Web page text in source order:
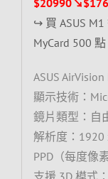
↪ 買 ASUS
MyCard 500 點
ASUS
顯示技術：
鏡片類型：自
解析度：1920
PPD（每度像
支援 3D 模式